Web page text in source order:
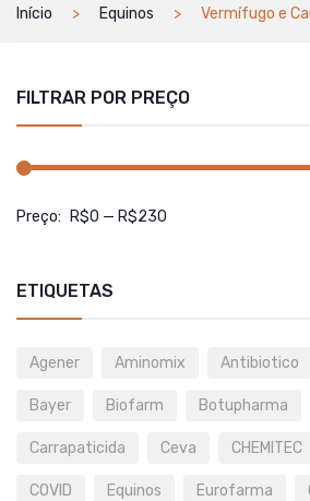
Início Equinos Vermífugo e
FILTRAR POR PREÇO
Preço: R$0 — R$230
ETIQUETAS
Agener Aminomix Antibiotico
Bayer Biofarm Botupharma
Carrapaticida Ceva CHEMITEC
COVID Equinos Eurofarma